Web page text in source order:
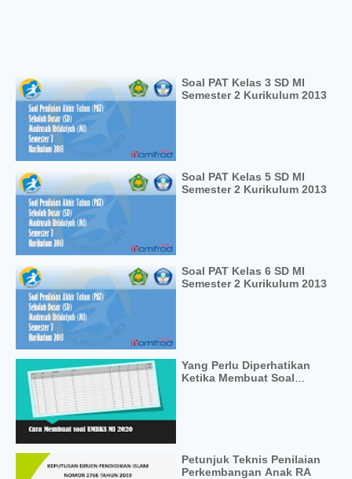
Soal PAT Kelas 3 SD MI
Semester 2 Kurikulum 2013
Soal PAT Kelas 5 SD MI
Semester 2 Kurikulum 2013
Soal PAT Kelas 6 SD MI
Semester 2 Kurikulum 2013
Yang Perlu Diperhatikan
Ketika Membuat Soal
Petunjuk Teknis Penilaian
Perkembangan Anak RA